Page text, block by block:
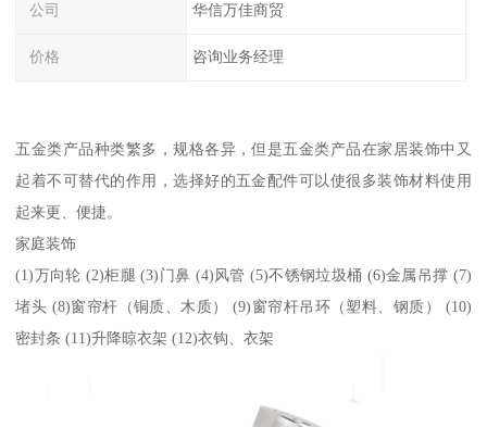
公司 华信万佳商贸
价格 咨询业务经理
五金类产品种类繁多，规格各异，但是五金类产品在家居装饰中又
起着不可替代的作用，选择好的五金配件可以使很多装饰材料使用
起来更、便捷。
家庭装饰
(1)万向轮 (2)柜腿 (3)门鼻 (4)风管 (5)不锈钢垃圾桶 (6)金属吊撑 (7)
堵头 (8)窗帘杆（铜质、木质） (9)窗帘杆吊环（塑料、钢质） (10)
密封条 (11)升降晾衣架 (12)衣钩、衣架